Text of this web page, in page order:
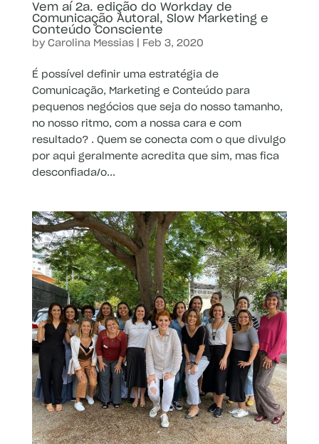
Vem aí 2a. edição do Workday de
Comunicação Autoral, Slow Marketing e
Conteúdo Consciente
by Carolina Messias| Feb 3, 2020
É possível definir uma estratégia de
Comunicação, Marketing e Conteúdo para
pequenos negócios que seja do nosso tamanho,
no nosso ritmo, com a nossa cara e com
resultado? . Quem se conecta com o que divulgo
por aqui geralmente acredita que sim, mas fica
desconfiada/o...